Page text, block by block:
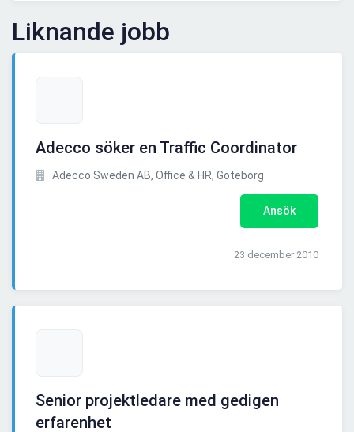
Liknande jobb
Adecco söker en Traffic Coordinator
Adecco Sweden AB, Office & HR, Göteborg
Ansök
23 december 2010
Senior projektledare med gedigen
erfarenhet